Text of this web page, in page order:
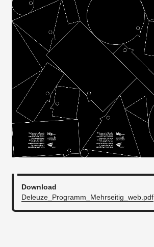
Download
Deleuze_Programm_Mehrseitig_web.pdf